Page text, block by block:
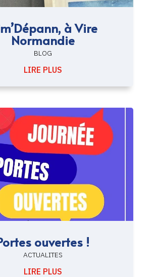
à Vire
Normandie
BLOG
LIRE PLUS
ouvertes !
ACTUALITES
LIRE PLUS